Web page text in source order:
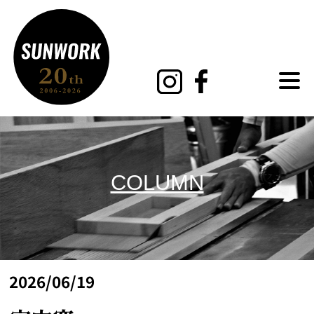
COLUMN
2026/06/19